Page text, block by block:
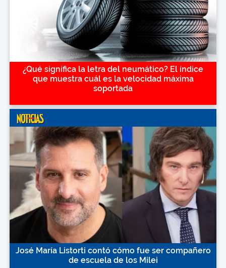
¿Qué significa la letra del neumático? El índice
que muestra cuál es la velocidad máxima
soportada
José María Listorti contó cómo fue ser compañero
de escuela de los Milei